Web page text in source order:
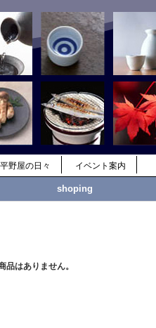
野屋の日々 イベント案内
shoping
品はありません。